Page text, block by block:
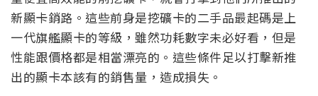
新顯卡銷路。這些前身是挖礦卡的二手品最起碼是上
一代旗艦顯卡的等級，雖然功耗數字未必好看，但是
性能跟價格都是相當漂亮的。這些條件足以打擊新推
出的顯卡本該有的銷售量，造成損失。